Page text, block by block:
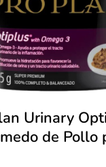
Urinary
de Pollo